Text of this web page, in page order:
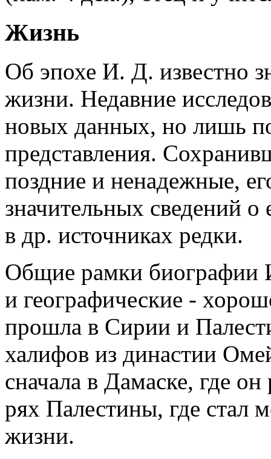
Жизнь
Об эпохе И. Д. известно
жизни. Недавние
новых данных, но лишь
представления.
поздние и ненадежные,
значительных сведений
в др. источниках редки.
Общие рамки биографии
и географические -
прошла в Сирии и
халифов из династии
сначала в Дамаске, где
рях Палестины, где стал
жизни.